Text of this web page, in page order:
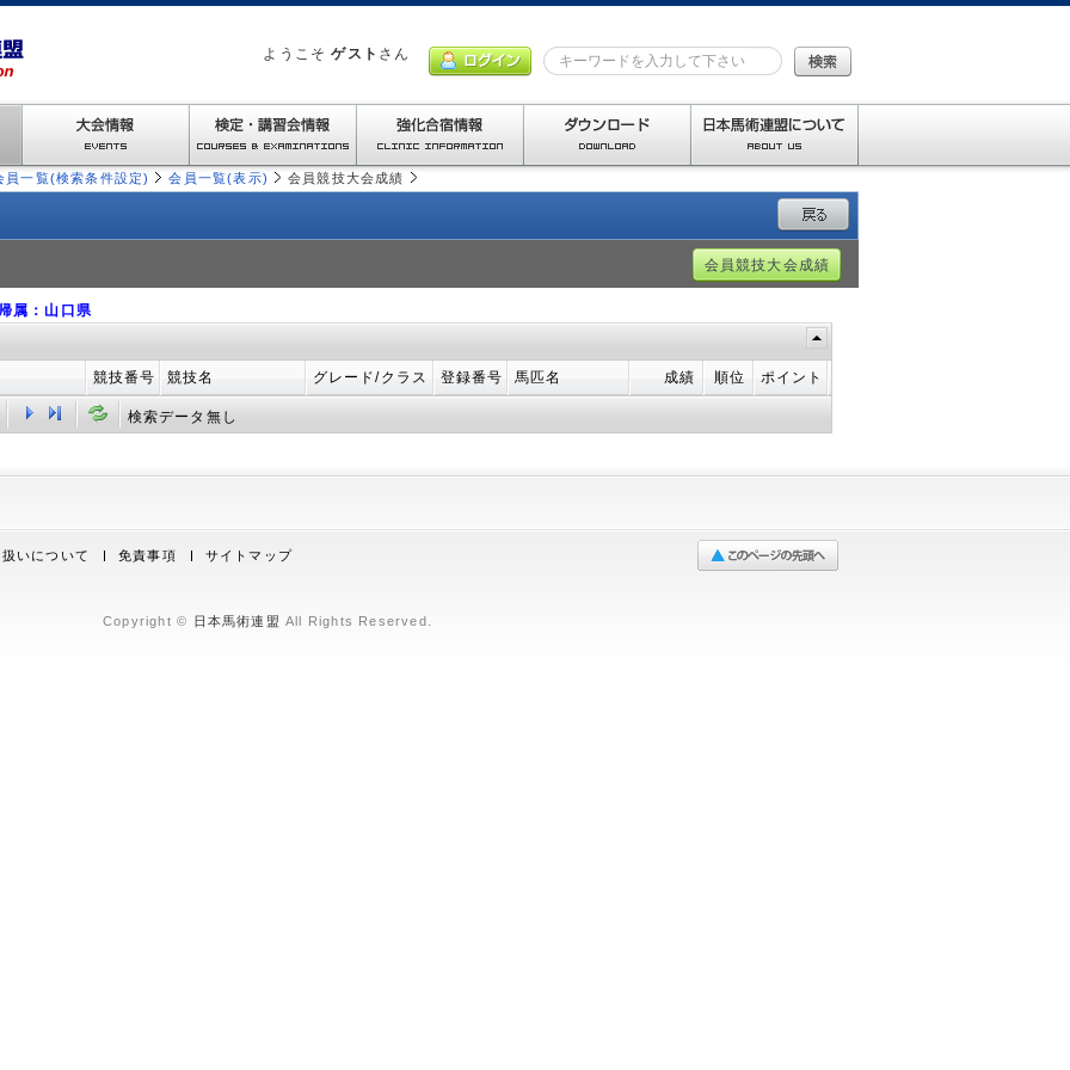
ようこそ ゲスト さん
員一覧(検索条件設定) 会員一覧(表示) 会員競技大会成績
会員競技大会成績
：山口県
競技番号 競技名 グレード/クラス 登録番号 馬匹名 成績 順位 ポイント
検索データ無し
いについて 免責事項 サイトマップ
Copyright © 日本馬術連盟 All Rights Reserved.